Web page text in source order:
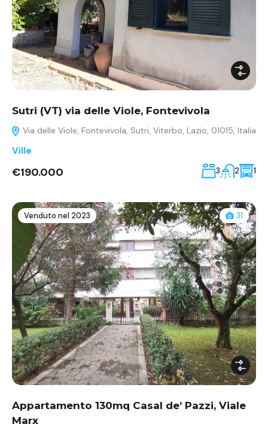
Sutri (VT) via delle Viole, Fontevivola
Via delle Viole, Fontevivola, Sutri, Viterbo, Lazio, 01015, Italia
Ville
€190.000 3 2 1
Venduto nel 2023 31
Appartamento 130mq Casal de’ Pazzi, Viale
Marx